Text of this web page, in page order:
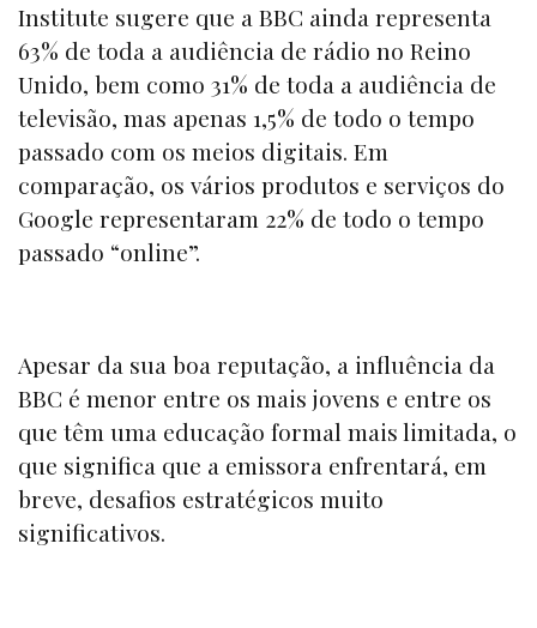
Institute sugere que a BBC ainda representa
63% de toda a audiência de rádio no Reino
Unido, bem como 31% de toda a audiência de
televisão, mas apenas 1,5% de todo o tempo
passado com os meios digitais. Em
comparação, os vários produtos e serviços do
Google representaram 22% de todo o tempo
passado “online”.
Apesar da sua boa reputação, a influência da
BBC é menor entre os mais jovens e entre os
que têm uma educação formal mais limitada, o
que significa que a emissora enfrentará, em
breve, desafios estratégicos muito
significativos.